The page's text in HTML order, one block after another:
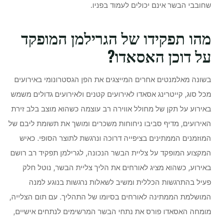
שחובבי הבשר אינם יכולים לעמוד בפניו.
מהו תפקידו של הגרילמן המופקד
על דוכן האסאדו?
בשונה מאלמנטים אחרים המייצגים את הפן הגסטרונומי באירועים
מכל סוג, קייטרינג אסאדו לאירועים קטנים ולאירועים גדולים משמש
באירוע על תקן של מחולל אווירה רב עוצמה כשהוא מוצב בלב זירת
האירועים, מדיף סביבו ניחוחות משכרים ומושך את תשומת ליבם של
המוזמנים הממתינים בציפייה דרוכה ונרגשת לתוצר הסופי. כאיש
המקצוע המופקד על צליית הבשר הנכונה, לגרילמן תפקיד רב רושם
באירוע, כשהוא מציג לאורחים את הליך צליית הבשר, נוטל חלק
פעיל בהתרגשות הכללית ומשיב לשאלות נרגשות בנוגע למנה
המושלמת הממתינה לאורחים בסיומו של התהליך. עם תום הצלייה,
מומחה האסאדו פורס את נתחי הבשר המרשימים לנתחים אישיים,